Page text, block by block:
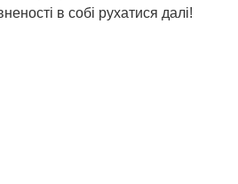
в собі рухатися далі!